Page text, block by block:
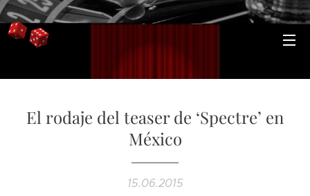
El rodaje del teaser de ‘Spectre’ en
México
15.06.2015